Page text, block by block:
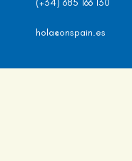
hola@onspain.es